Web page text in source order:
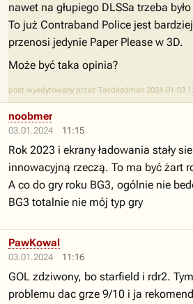
nawet na głupiego DLSSa trzeba
To już Contraband Police jest
przenosi jedynie Paper Please w 3D.
Może być taka opinia?
post wyedytowany przez Tasdeadman 2024-01-03
03.01.2024 11:15
noobmer
Rok 2023 i ekrany ładowania stały
innowacyjną rzeczą. To ma być żart
A co do gry roku BG3, ogólnie nie
BG3 totalnie nie mój typ gry
03.01.2024 11:16
PawKowal
GOL zdziwony, bo starfield i rdr2.
problemu dac grze 9/10 i ja